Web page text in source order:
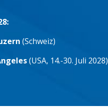
(Schweiz)
(USA, 14.-30. Juli 2028)